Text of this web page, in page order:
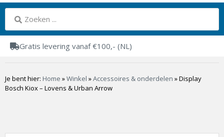
Gratis levering vanaf €100,- (NL)
Je bent hier: Home »Winkel »Accessoires & onderdelen »Display
Bosch Kiox – Lovens & Urban Arrow